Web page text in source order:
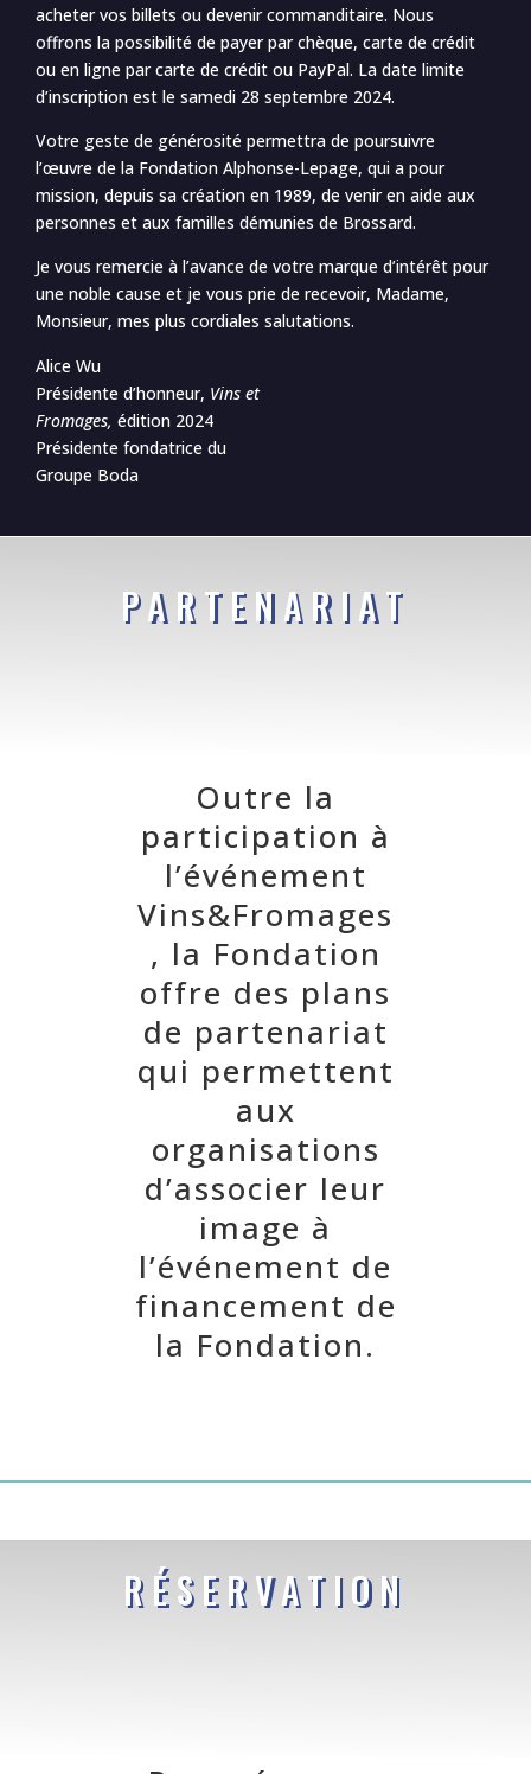
acheter vos billets ou devenir commanditaire. Nous
offrons la possibilité de payer par chèque, carte de crédit
ou en ligne par carte de crédit ou PayPal. La date limite
d’inscription est le samedi 28 septembre 2024.
Votre geste de générosité permettra de poursuivre
l’œuvre de la Fondation Alphonse-Lepage, qui a pour
mission, depuis sa création en 1989, de venir en aide aux
personnes et aux familles démunies de Brossard.
Je vous remercie à l’avance de votre marque d’intérêt pour
une noble cause et je vous prie de recevoir, Madame,
Monsieur, mes plus cordiales salutations.
Alice Wu
Présidente d’honneur, Vins et
Fromages, édition 2024
Présidente fondatrice du
Groupe Boda
PARTENARIAT
Outre la
participation à
l’événement
Vins&Fromages
, la Fondation
offre des plans
de partenariat
qui permettent
aux
organisations
d’associer leur
image à
l’événement de
financement de
la Fondation.
RÉSERVATION